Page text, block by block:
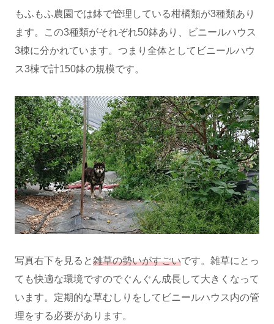
もふもふ農園では鉢で管理している柑橘類が3種類あり
ます。この3種類がそれぞれ50鉢あり、ビニールハウス
3棟に分かれています。つまり全体としてビニールハウ
ス3棟で計150鉢の規模です。
写真右下を見ると雑草の勢いがすごいです。雑草にとっ
ても快適な環境ですのでぐんぐん成長して大きくなって
います。定期的な草むしりをしてビニールハウス内の管
理をする必要があります。